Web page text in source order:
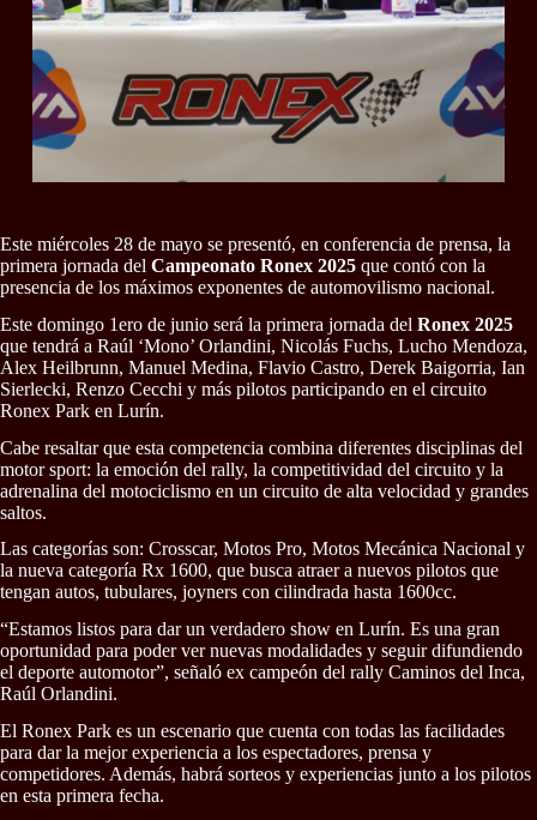
Este miércoles 28 de mayo se presentó, en conferencia de prensa, la
primera jornada del Campeonato Ronex 2025 que contó con la
presencia de los máximos exponentes de automovilismo nacional.
Este domingo 1ero de junio será la primera jornada del Ronex 2025
que tendrá a Raúl ‘Mono’ Orlandini, Nicolás Fuchs, Lucho Mendoza,
Alex Heilbrunn, Manuel Medina, Flavio Castro, Derek Baigorria, Ian
Sierlecki, Renzo Cecchi y más pilotos participando en el circuito
Ronex Park en Lurín.
Cabe resaltar que esta competencia combina diferentes disciplinas del
motor sport: la emoción del rally, la competitividad del circuito y la
adrenalina del motociclismo en un circuito de alta velocidad y grandes
saltos.
Las categorías son: Crosscar, Motos Pro, Motos Mecánica Nacional y
la nueva categoría Rx 1600, que busca atraer a nuevos pilotos que
tengan autos, tubulares, joyners con cilindrada hasta 1600cc.
“Estamos listos para dar un verdadero show en Lurín. Es una gran
oportunidad para poder ver nuevas modalidades y seguir difundiendo
el deporte automotor”, señaló ex campeón del rally Caminos del Inca,
Raúl Orlandini.
El Ronex Park es un escenario que cuenta con todas las facilidades
para dar la mejor experiencia a los espectadores, prensa y
competidores. Además, habrá sorteos y experiencias junto a los pilotos
en esta primera fecha.